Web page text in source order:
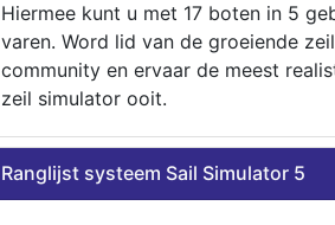
Hiermee kunt u met 17 boten in 5
varen. Word lid van de groeiende zeil
community en ervaar de meest
zeil simulator ooit.
Ranglijst systeem Sail Simulator 5